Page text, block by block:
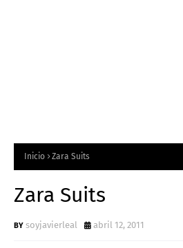
Inicio Zara Suits
Zara Suits
soyjavierleal abril 12, 2011